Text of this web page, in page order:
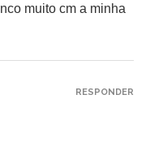
muito cm a minha
RESPONDER